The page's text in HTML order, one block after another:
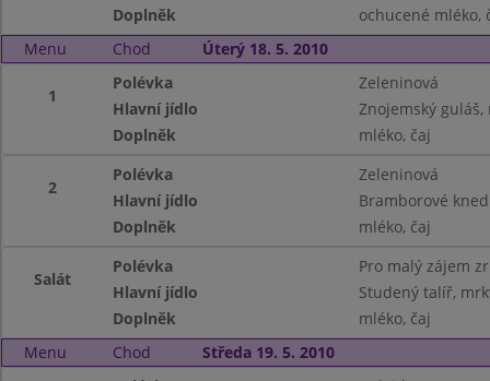
Doplněk
ochucené mléko,
Menu
Chod Úterý 18. 5. 2010
1
Polévka
Zeleninová
Hlavní jídlo
Znojemský guláš,
Doplněk
mléko, čaj
2
Polévka
Zeleninová
Hlavní jídlo
Bramborové
Doplněk
mléko, čaj
Salát
Polévka
Pro malý zájem
Hlavní jídlo
Studený talíř,
Doplněk
mléko, čaj
Menu
Chod Středa 19. 5. 2010